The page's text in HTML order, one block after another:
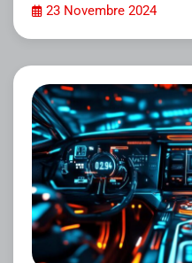
23 Novembre 2024